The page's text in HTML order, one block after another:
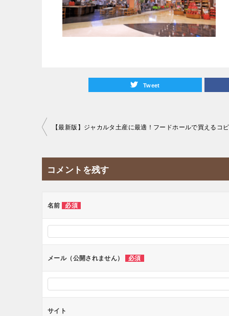
Tweet
投
ナ
ビ
ー
コメントを残す
名前 必須
メール（公開されません） 必須
サイト